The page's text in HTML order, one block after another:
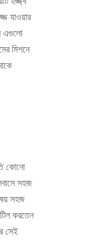
যাওয়ার
এগুলো
মিশনে
কোনো
সহজ
সহজ
করতেন
সেই